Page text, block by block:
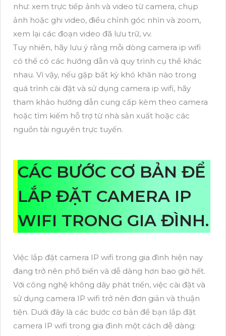
như: xem trực tiếp ảnh và video từ camera, chụp
ảnh hoặc ghi video, điều chỉnh góc nhìn và zoom,
xem lại các đoạn video đã lưu trữ, vv.
Tuy nhiên, hãy lưu ý rằng mỗi dòng camera ip wifi
có thể có các hướng dẫn và quy trình cụ thể khác
nhau. Vì vậy, nếu gặp bất kỳ khó khăn nào trong
quá trình cài đặt và sử dụng camera ip wifi, hãy
tham khảo hướng dẫn cung cấp kèm theo camera
hoặc tìm kiếm hỗ trợ từ nhà sản xuất hoặc các
nguồn tài nguyên trực tuyến.
CÁC BƯỚC CƠ BẢN ĐỂ
LẮP ĐẶT CAMERA IP
WIFI TRONG GIA ĐÌNH.
Việc lắp đặt camera IP wifi trong gia đình hiện nay
đang trở nên phổ biến và dễ dàng hơn bao giờ hết.
Với công nghệ không dây phát triển, việc cài đặt và
sử dụng camera IP wifi trở nên đơn giản và thuận
tiện. Dưới đây là các bước cơ bản để bạn lắp đặt
camera IP wifi trong gia đình một cách dễ dàng: